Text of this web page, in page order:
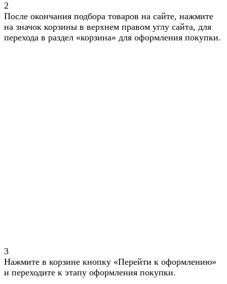
2
После окончания подбора товаров на сайте, нажмите
на значок корзины в верхнем правом углу сайта, для
перехода в раздел «корзина» для оформления покупки.
3
Нажмите в корзине кнопку «Перейти к оформлению»
и переходите к этапу оформления покупки.